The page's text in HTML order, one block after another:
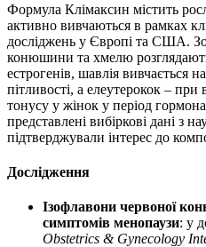
Формула Клімаксин містить
активно вивчаються в рамках
досліджень у Європі та США.
конюшини та хмелю
естрогенів, шавлія вивчається
пітливості, а елеутерокок –
тонусу у жінок у період
представлені вибіркові дані з
підтверджували інтерес до
Дослідження
Ізофлавони червоної
симптомів менопаузи: у
Obstetrics & Gynecology